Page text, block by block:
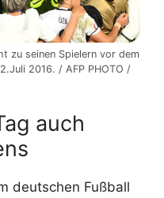
zu seinen Spielern vor dem
2016. / AFP PHOTO /
auch
deutschen Fußball